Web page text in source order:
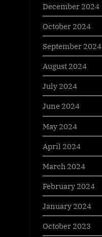
December 2024
October 2024
September 2024
August 2024
July 2024
June 2024
May 2024
April 2024
March 2024
February 2024
January 2024
October 2023